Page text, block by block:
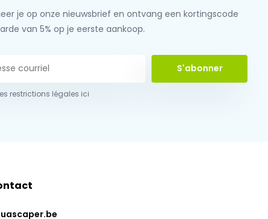
je op onze nieuwsbrief en ontvang een kortingscode
van 5% op je eerste aankoop.
S'abonner
restrictions légales ici